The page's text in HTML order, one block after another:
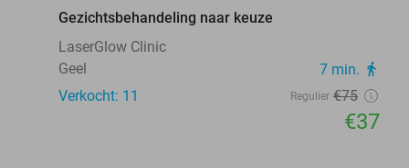
Gezichtsbehandeling naar keuze
LaserGlow Clinic
Geel
7 min. directions_walk
Verkocht: 11 Regulier €75
€37